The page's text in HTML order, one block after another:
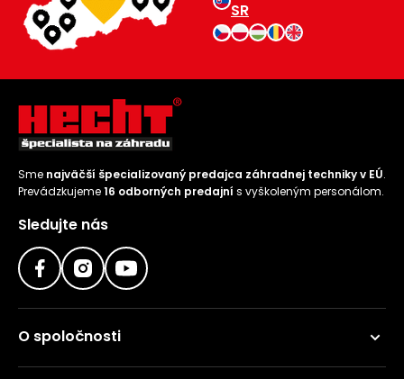
SR
Sme najväčší špecializovaný predajca záhradnej techniky v EÚ.
Prevádzkujeme16 odborných predajní s vyškoleným personálom.
Sledujte nás
O spoločnosti